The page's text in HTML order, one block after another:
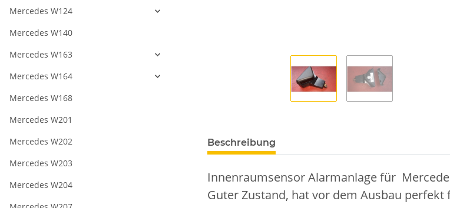
Beschreibung
Innenraumsensor Alarmanlage für
Guter Zustand, hat vor dem Ausbau
Mercedes W124
Mercedes W140
Mercedes W163
Mercedes W164
Mercedes W168
Mercedes W201
Mercedes W202
Mercedes W203
Mercedes W204